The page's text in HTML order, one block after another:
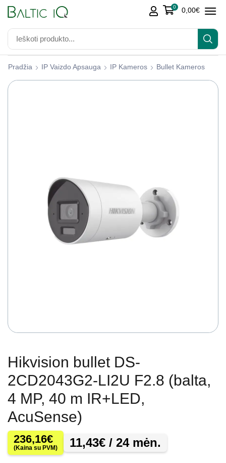
0 0,00€
Pradžia IP Vaizdo Apsauga IP Kameros Bullet Kameros
Hikvision bullet DS-
2CD2043G2-LI2U F2.8 (balta,
4 MP, 40 m IR+LED,
AcuSense)
236,16€
(Kaina su PVM) 11,43€ / 24 mėn.